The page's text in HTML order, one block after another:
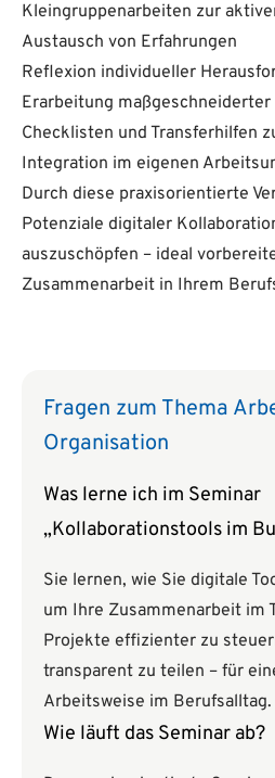
Kleingruppenarbeiten zur
Austausch von Erfahrungen
Reflexion individueller
Erarbeitung maßgeschneiderter
Checklisten und Transferhilfen
Integration im eigenen
Durch diese praxisorientierte
Potenziale digitaler
auszuschöpfen – ideal
Zusammenarbeit in Ihrem
Fragen zum Thema
Organisation
Was lerne ich im Seminar
„Kollaborationstools im
Sie lernen, wie Sie digitale
um Ihre Zusammenarbeit im
Projekte effizienter zu
transparent zu teilen – für
Arbeitsweise im Berufsalltag.
Wie läuft das Seminar ab?